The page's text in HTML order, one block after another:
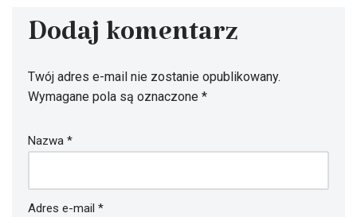
Dodaj komentarz
Twój adres e-mail nie zostanie opublikowany.
Wymagane pola są oznaczone *
Nazwa *
Adres e-mail *